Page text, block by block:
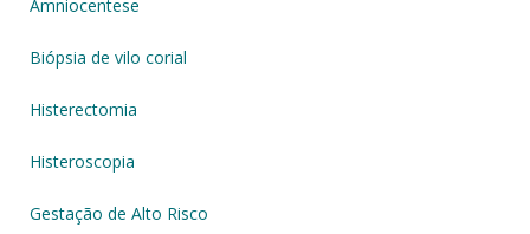
Amniocentese
Biópsia de vilo corial
Histerectomia
Histeroscopia
Gestação de Alto Risco